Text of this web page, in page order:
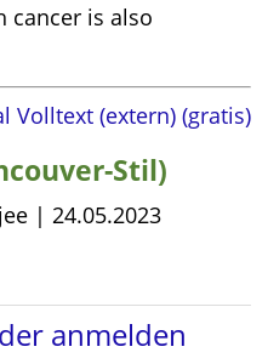
cancer is also
Volltext (extern) (gratis)
Stil)
| 24.05.2023